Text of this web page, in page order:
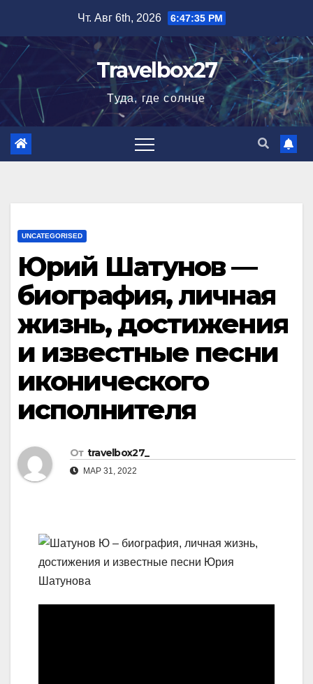
содержимому
Чт. Авг 6th, 2026 6:47:36 PM
Travelbox27
Туда, где солнце
UNCATEGORISED
Юрий Шатунов —
биография, личная
жизнь, достижения
и известные песни
иконического
исполнителя
От travelbox27_
МАР 31, 2022